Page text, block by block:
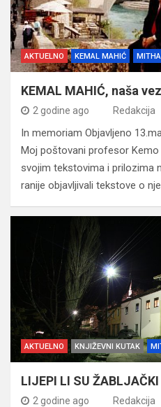
AKTUELNO KEMAL MAHIĆ
KEMAL MAHIĆ, naša
2 godine ago Redakcija
In memoriam Objavljeno
Moj poštovani profesor
svojim tekstovima i prilozima
ranije objavljivali tekstove o
AKTUELNO KNJIŽEVNI KUTAK
LIJEPI LI SU ŽABLJAČKI
2 godine ago Redakcija